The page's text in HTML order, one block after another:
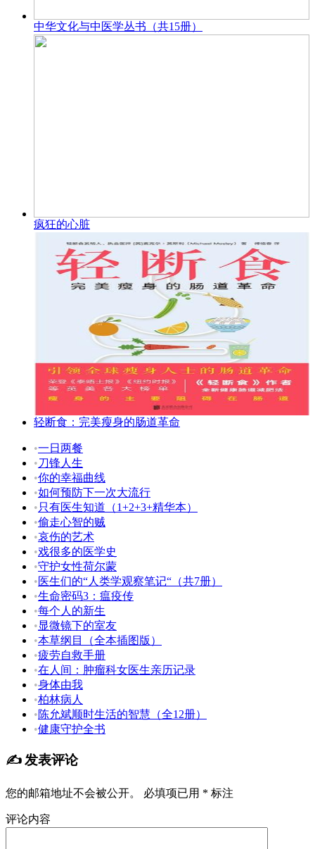
中华文化与中医学丛书（共15册）
疯狂的心脏
轻断食：完美瘦身的肠道革命
•一日两餐
•刀锋人生
•你的幸福曲线
•如何预防下一次大流行
•只有医生知道（1+2+3+精华本）
•偷走心智的贼
•哀伤的艺术
•戏很多的医学史
•守护女性荷尔蒙
•医生们的“人类学观察笔记“（共7册）
•生命密码3：瘟疫传
•每个人的新生
•显微镜下的室友
•本草纲目（全本插图版）
•疲劳自救手册
•在人间：肿瘤科女医生亲历记录
•身体由我
•柏林病人
•陈允斌顺时生活的智慧（全12册）
•健康守护全书
✍️ 发表评论
您的邮箱地址不会被公开。 必填项已用 * 标注
评论内容